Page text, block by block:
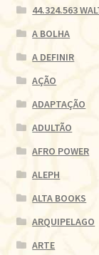
44.324.563
A BOLHA
A DEFINIR
AÇÃO
ADAPTAÇÃO
ADULTÃO
AFRO POWER
ALEPH
ALTA BOOKS
ARQUIPELAGO
ARTE